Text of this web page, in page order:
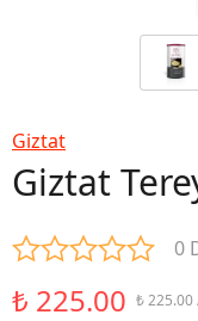
Giztat
Giztat
0
₺ 225.00 ₺ 225.00